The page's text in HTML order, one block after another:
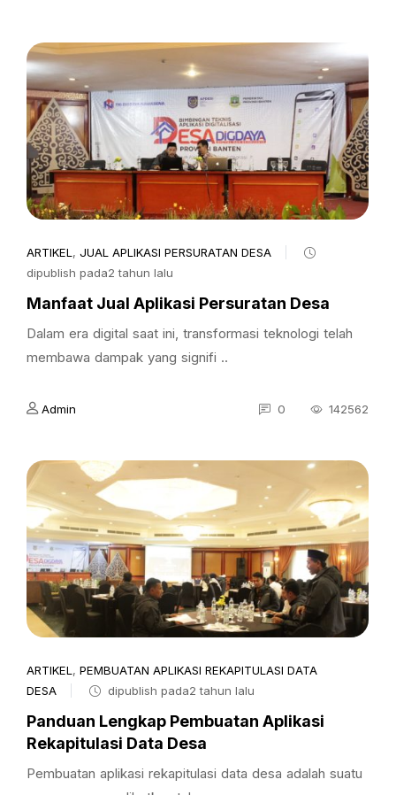
ARTIKEL , JUAL APLIKASI PERSURATAN DESA
dipublish pada2 tahun lalu
Manfaat Jual Aplikasi Persuratan Desa
Dalam era digital saat ini, transformasi teknologi telah
membawa dampak yang signifi ..
Admin 0 142562
ARTIKEL , PEMBUATAN APLIKASI REKAPITULASI DATA
DESA
dipublish pada2 tahun lalu
Panduan Lengkap Pembuatan Aplikasi
Rekapitulasi Data Desa
Pembuatan aplikasi rekapitulasi data desa adalah suatu